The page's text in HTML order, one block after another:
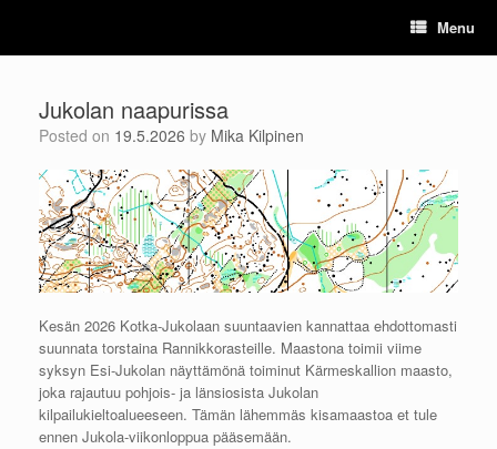
content
Menu
Jukolan naapurissa
Posted on 19.5.2026 by Mika Kilpinen
Kesän 2026 Kotka-Jukolaan suuntaavien kannattaa ehdottomasti
suunnata torstaina Rannikkorasteille. Maastona toimii viime
syksyn Esi-Jukolan näyttämönä toiminut Kärmeskallion maasto,
joka rajautuu pohjois- ja länsiosista Jukolan
kilpailukieltoalueeseen. Tämän lähemmäs kisamaastoa et tule
ennen Jukola-viikonloppua pääsemään.